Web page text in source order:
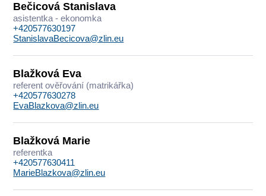
Bečicová Stanislava
asistentka - ekonomka
+420577630197
StanislavaBecicova@zlin.eu
Blažková Eva
referent ověřování (matrikářka)
+420577630278
EvaBlazkova@zlin.eu
Blažková Marie
referentka
+420577630411
MarieBlazkova@zlin.eu